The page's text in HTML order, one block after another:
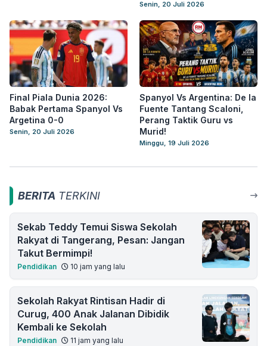
Senin, 20 Juli 2026
Final Piala Dunia 2026:
Babak Pertama Spanyol Vs
Argetina 0-0
Senin, 20 Juli 2026
Spanyol Vs Argentina: De la
Fuente Tantang Scaloni,
Perang Taktik Guru vs
Murid!
Minggu, 19 Juli 2026
BERITA TERKINI
Sekab Teddy Temui Siswa Sekolah
Rakyat di Tangerang, Pesan: Jangan
Takut Bermimpi!
Pendidikan 10 jam yang lalu
Sekolah Rakyat Rintisan Hadir di
Curug, 400 Anak Jalanan Dibidik
Kembali ke Sekolah
Pendidikan 11 jam yang lalu